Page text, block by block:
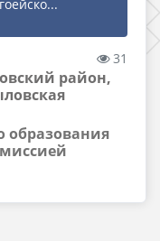
31
район,
образования